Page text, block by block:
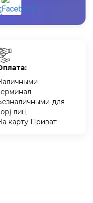
для
лиц
карту Приват